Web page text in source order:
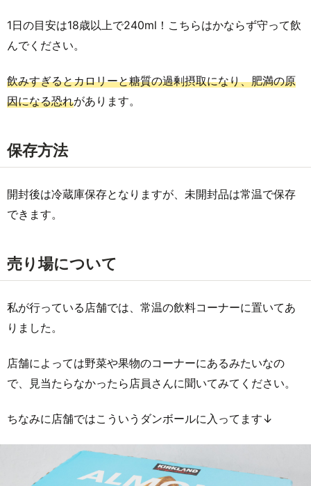
1日の目安は18歳以上で240ml！こちらはかならず守って飲
んでください。
飲みすぎるとカロリーと糖質の過剰摂取になり、肥満の原
因になる恐れがあります。
保存方法
開封後は冷蔵庫保存となりますが、未開封品は常温で保存
できます。
売り場について
私が行っている店舗では、常温の飲料コーナーに置いてあ
りました。
店舗によっては野菜や果物のコーナーにあるみたいなの
で、見当たらなかったら店員さんに聞いてみてください。
ちなみに店舗ではこういうダンボールに入ってます↓